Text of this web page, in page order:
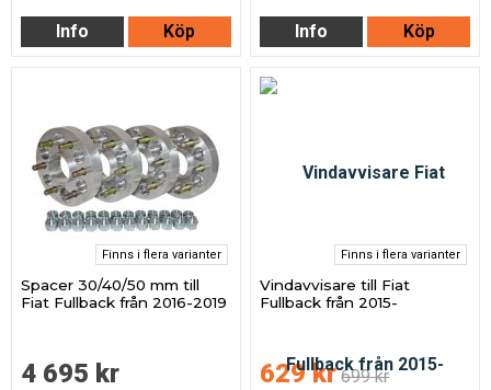
Info Köp Info Köp
Finns i flera varianter
Spacer 30/40/50 mm till
Fiat Fullback från 2016-2019
4 695 kr
Finns i flera varianter
Vindavvisare till Fiat
Fullback från 2015-
629 kr 699 kr